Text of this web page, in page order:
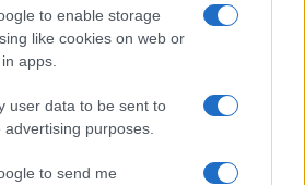
to enable storage
like cookies on web or
apps.
user data to be sent to
purposes.
to send me
clienti svuotano le suite: furto da
resort
7 agosto, sole e caldo tornano